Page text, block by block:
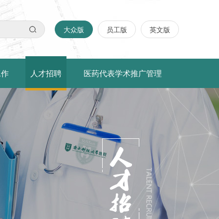
大众版 员工版 英文版
人才招聘 医药代表学术推广管理